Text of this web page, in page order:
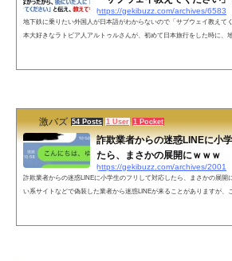
https://gekibuzz.com/archives/6583
地下鉄に乗りたい外国人が日本語がわからないので「サブウェイ教えて
本大好きなラトビア人アルトゥルさんが、初めて日本旅行をした時に、
激バズ 54 Posts 1 User 1 Pocket
詐欺業者からの迷惑LINEに小
たら、まさかの展開にｗｗｗ
https://gekibuzz.com/archives/2001
詐欺業者からの迷惑LINEに小学生のフリして対応したら、まさかの展開
い系サイトなどで偽装した業者から迷惑LINEが来ることがありますが、